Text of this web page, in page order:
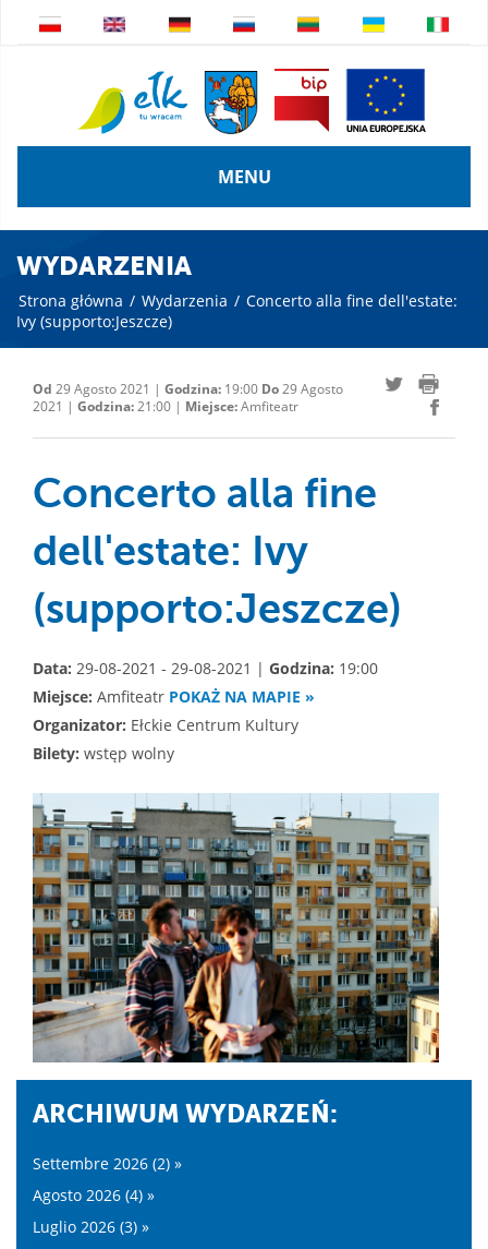
MENU
WYDARZENIA
Strona główna / Wydarzenia / Concerto alla fine dell'estate:
Ivy (supporto:Jeszcze)
Od 29 Agosto 2021 | Godzina: 19:00 Do29 Agosto
2021 | Godzina:21:00 | Miejsce:Amfiteatr
Concerto alla fine
dell'estate: Ivy
(supporto:Jeszcze)
Data: 29-08-2021 - 29-08-2021 | Godzina: 19:00
Miejsce: Amfiteatr POKAŻ NA MAPIE »
Organizator: Ełckie Centrum Kultury
Bilety: wstęp wolny
ARCHIWUM WYDARZEŃ:
Settembre 2026 (2) »
Agosto 2026 (4) »
Luglio 2026 (3) »